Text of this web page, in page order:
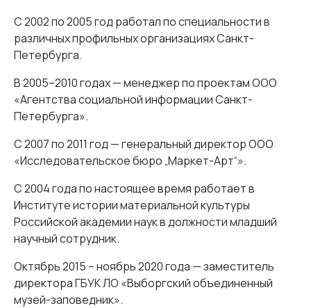
С 2002 по 2005 год работал по специальности в
различных профильных организациях Санкт-
Петербурга.
В 2005–2010 годах — менеджер по проектам ООО
«Агентства социальной информации Санкт-
Петербурга».
С 2007 по 2011 год — генеральный директор ООО
«Исследовательское бюро „Маркет-Арт“».
С 2004 года по настоящее время работает в
Институте истории материальной культуры
Российской академии наук в должности младший
научный сотрудник.
Октябрь 2015 – ноябрь 2020 года — заместитель
директора ГБУК ЛО «Выборгский объединенный
музей-заповедник».